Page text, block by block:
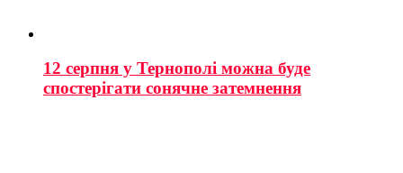
12 серпня у Тернополі можна буде
спостерігати сонячне затемнення